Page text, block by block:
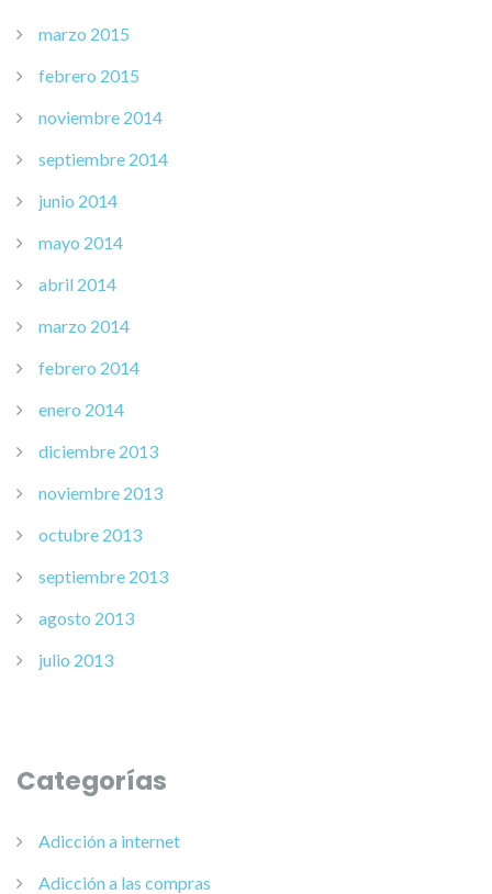
marzo 2015
febrero 2015
noviembre 2014
septiembre 2014
junio 2014
mayo 2014
abril 2014
marzo 2014
febrero 2014
enero 2014
diciembre 2013
noviembre 2013
octubre 2013
septiembre 2013
agosto 2013
julio 2013
Categorías
Adicción a internet
Adicción a las compras